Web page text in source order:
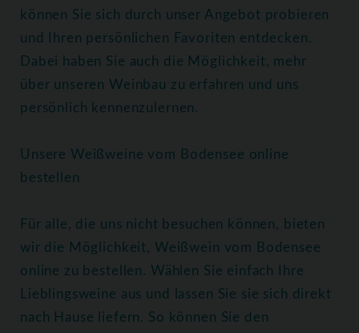
können Sie sich durch unser Angebot probieren
und Ihren persönlichen Favoriten entdecken.
Dabei haben Sie auch die Möglichkeit, mehr
über unseren Weinbau zu erfahren und uns
persönlich kennenzulernen.
Unsere Weißweine vom Bodensee online
bestellen
Für alle, die uns nicht besuchen können, bieten
wir die Möglichkeit, Weißwein vom Bodensee
online zu bestellen. Wählen Sie einfach Ihre
Lieblingsweine aus und lassen Sie sie sich direkt
nach Hause liefern. So können Sie den